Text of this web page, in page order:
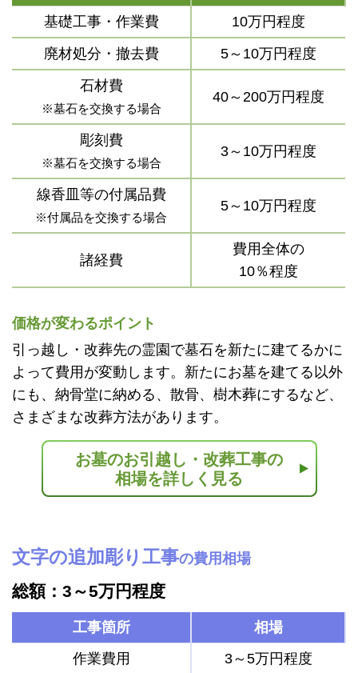
基礎工事・作業費
10万円程度
廃材処分・撤去費
5～10万円程度
石材費
※墓石を交換する場合
40～200万円程度
彫刻費
※墓石を交換する場合
3～10万円程度
線香皿等の付属品費
※付属品を交換する場合
5～10万円程度
諸経費
費用全体の
10％程度
価格が変わるポイント
引っ越し・改葬先の霊園で墓石を新たに建てるかに
よって費用が変動します。新たにお墓を建てる以外
にも、納骨堂に納める、散骨、樹木葬にするなど、
さまざまな改葬方法があります。
お墓のお引越し・改葬工事の
相場を詳しく見る
文字の追加彫り工事の費用相場
総額：3～5万円程度
工事箇所
相場
作業費用
3～5万円程度